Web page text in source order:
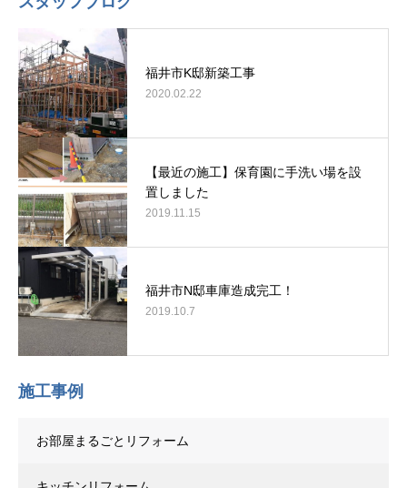
福井市K邸新築工事
2020.02.22
【最近の施工】保育園に手洗い場を設
置しました
2019.11.15
福井市N邸車庫造成完工！
2019.10.7
施工事例
お部屋まるごとリフォーム